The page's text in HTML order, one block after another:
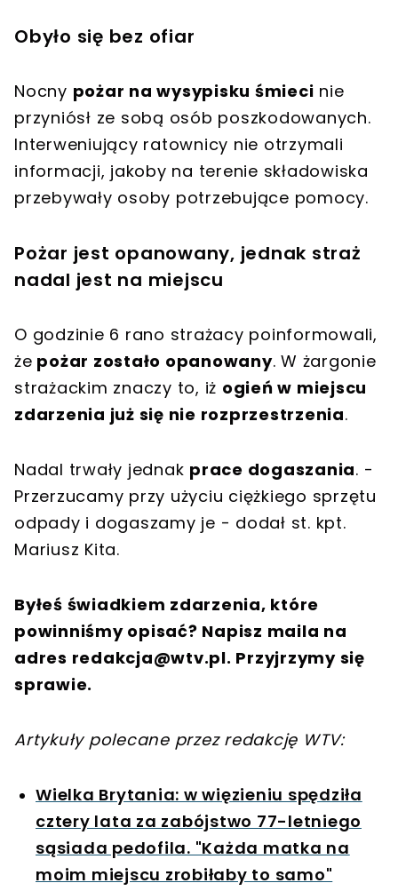
Obyło się bez ofiar
Nocny pożar na wysypisku śmieci nie
przyniósł ze sobą osób poszkodowanych.
Interweniujący ratownicy nie otrzymali
informacji, jakoby na terenie składowiska
przebywały osoby potrzebujące pomocy.
Pożar jest opanowany, jednak straż
nadal jest na miejscu
O godzinie 6 rano strażacy poinformowali,
że pożar zostało opanowany. W żargonie
strażackim znaczy to, iż ogień w miejscu
zdarzenia już się nie rozprzestrzenia.
Nadal trwały jednak prace dogaszania. -
Przerzucamy przy użyciu ciężkiego sprzętu
odpady i dogaszamy je - dodał st. kpt.
Mariusz Kita.
Byłeś świadkiem zdarzenia, które
powinniśmy opisać? Napisz maila na
adres redakcja@wtv.pl. Przyjrzymy się
sprawie.
Artykuły polecane przez redakcję WTV:
Wielka Brytania: w więzieniu spędziła
cztery lata za zabójstwo 77-letniego
sąsiada pedofila. "Każda matka na
moim miejscu zrobiłaby to samo"